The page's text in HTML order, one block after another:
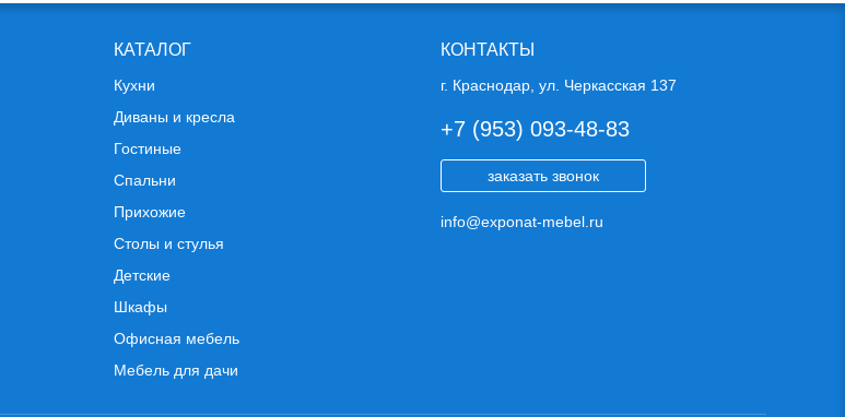
КАТАЛОГ
Кухни
Диваны и кресла
Гостиные
Спальни
Прихожие
Столы и стулья
Детские
Шкафы
Офисная мебель
Мебель для дачи
КОНТАКТЫ
г. Краснодар, ул. Черкасская 137
+7 (953) 093-48-83
заказать звонок
info@exponat-mebel.ru